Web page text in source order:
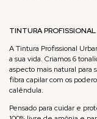
TINTURA
A Tintura Profissional
a sua vida. Criamos 6
aspecto mais natural para
fibra capilar com os
calêndula.
Pensado para cuidar e